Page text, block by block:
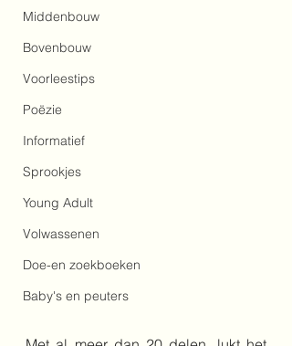
Middenbouw
Bovenbouw
Voorleestips
Poëzie
Informatief
Sprookjes
Young Adult
Volwassenen
Doe-en zoekboeken
Baby's en peuters